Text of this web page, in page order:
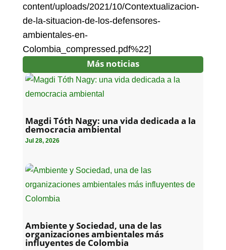
content/uploads/2021/10/Contextualizacion-
de-la-situacion-de-los-defensores-
ambientales-en-
Colombia_compressed.pdf%22]
Más noticias
Magdi Tóth Nagy: una vida dedicada a la
democracia ambiental
Jul 28, 2026
Ambiente y Sociedad, una de las
organizaciones ambientales más
influyentes de Colombia